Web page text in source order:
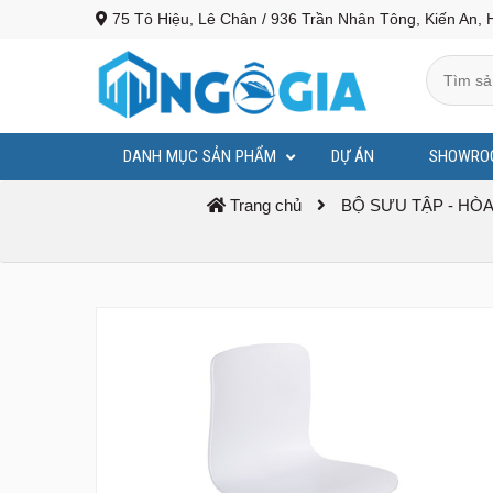
75 Tô Hiệu, Lê Chân / 936 Trần Nhân Tông, Kiến An,
DANH MỤC SẢN PHẨM DỰ ÁN
Trang chủ BỘ SƯU TẬP -